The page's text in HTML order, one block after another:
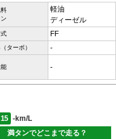
軽油
ディーゼル
FF
ターボ） -
-
-km/L
満タンでどこまで走る？